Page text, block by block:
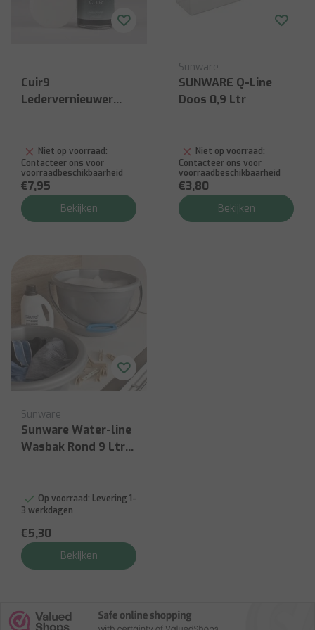
Cuir9
Ledervernieuwer
Niet op voorraad:
Contacteer ons voor
voorraadbeschikbaarheid
€7,95
Bekijken
Sunware
SUNWARE Q-Line
Doos 0,9 Ltr
Niet op voorraad:
Contacteer ons voor
voorraadbeschikbaarheid
€3,80
Bekijken
Sunware
Sunware Water-line
Wasbak Rond 9 Ltr
Op voorraad: Levering 1-
3 werkdagen
€5,30
Bekijken